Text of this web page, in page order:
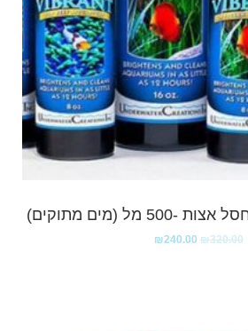
₪320.00
₪240.00